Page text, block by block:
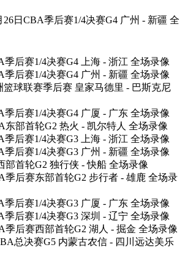
26日CBA季后赛1/4决赛G4 广州 - 新疆 全
季后赛1/4决赛G4 上海 - 浙江 全场录像
季后赛1/4决赛G4 广州 - 新疆 全场录像
篮球联赛季后赛 皇家马德里 - 巴斯克尼
季后赛1/4决赛G4 广厦 - 广东 全场录像
东部首轮G2 热火 - 凯尔特人 全场录像
季后赛1/4决赛G3 上海 - 浙江 全场录像
季后赛1/4决赛G3 广州 - 新疆 全场录像
部首轮G2 独行侠 - 快船 全场录像
季后赛东部首轮G2 步行者 - 雄鹿 全场录
季后赛1/4决赛G3 广厦 - 广东 全场录像
季后赛1/4决赛G3 深圳 - 辽宁 全场录像
季后赛西部首轮G2 湖人 - 掘金 全场录像
总决赛G5 内蒙古农信 - 四川远达美乐